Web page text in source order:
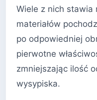
Wiele z nich stawia
materiałów
po odpowiedniej
pierwotne
zmniejszając ilość
wysypiska.